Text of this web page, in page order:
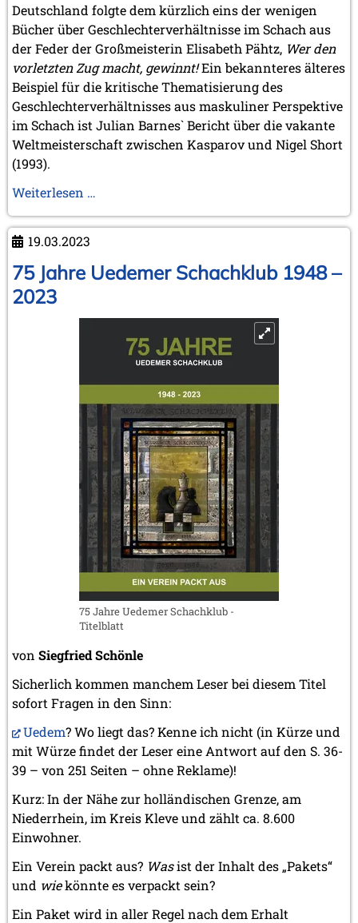
Deutschland folgte dem kürzlich eins der wenigen
Bücher über Geschlechterverhältnisse im Schach aus
der Feder der Großmeisterin Elisabeth Pähtz, Wer den
vorletzten Zug macht, gewinnt!Ein bekannteres älteres
Beispiel für die kritische Thematisierung des
Geschlechterverhältnisses aus maskuliner Perspektive
im Schach ist Julian Barnes` Bericht über die vakante
Weltmeisterschaft zwischen Kasparov und Nigel Short
(1993).
Weiterlesen …
spielende
und
19.03.2023
75 Jahre Uedemer Schachklub 1948 –
2023
75 Jahre Uedemer Schachklub -
Titelblatt
von Siegfried Schönle
Sicherlich kommen manchem Leser bei diesem Titel
sofort Fragen in den Sinn:
Uedem? Wo liegt das? Kenne ich nicht (in Kürze und
mit Würze findet der Leser eine Antwort auf den S. 36-
39 – von 251 Seiten – ohne Reklame)!
Kurz: In der Nähe zur holländischen Grenze, am
Niederrhein, im Kreis Kleve und zählt ca. 8.600
Einwohner.
Ein Verein packt aus? Wasist der Inhalt des „Pakets“
und wiekönnte es verpackt sein?
Ein Paket wird in aller Regel nach dem Erhalt